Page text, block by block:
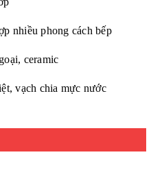
nhiều phong cách bếp
ceramic
vạch chia mực nước